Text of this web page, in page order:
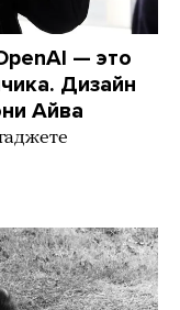
— это
Дизайн
Айва